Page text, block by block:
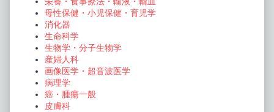
母性保健・小児保健・育児学
消化器
生命科学
生物学・分子生物学
産婦人科
画像医学・超音波医学
病理学
癌・腫瘍一般
皮膚科